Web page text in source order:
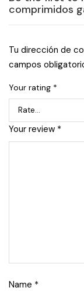
comprimidos
Tu dirección de
campos
Your rating *
Your review *
Name *